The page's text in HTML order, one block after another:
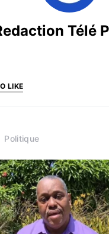
Télé
LIKE
Politique